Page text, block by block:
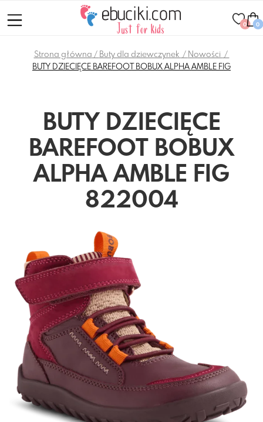
0 0
Strona główna Buty dla dziewczynek
Nowości
BUTY DZIECIĘCE BAREFOOT BOBUX ALPHA AMBLE FIG
BUTY DZIECIĘCE
BAREFOOT BOBUX
ALPHA AMBLE FIG
822004